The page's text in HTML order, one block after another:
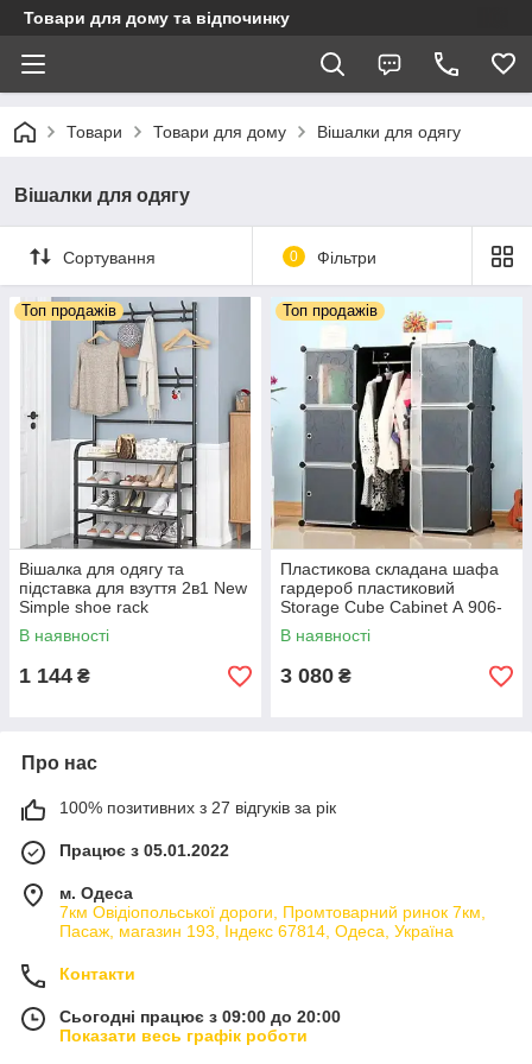
Товари для дому та відпочинку
Товари Товари для дому Вішалки для одягу
Вішалки для одягу
Сортування 0 Фільтри
Топ продажів
Вішалка для одягу та
підставка для взуття 2в1 New
Simple shoe rack
(145х78x28см) з полицями та
гачками
В наявності
1 144 ₴
Топ продажів
Пластикова складана шафа
гардероб пластиковий
Storage Cube Cabinet А 906-
42 Чорний
В наявності
3 080 ₴
Про нас
100% позитивних з 27 відгуків за рік
Працює з 05.01.2022
м. Одеса
7км Овідіопольської дороги, Промтоварний ринок 7км,
Пасаж, магазин 193, Індекс 67814, Одеса, Україна
Контакти
Сьогодні працює з 09:00 до 20:00
Показати весь графік роботи